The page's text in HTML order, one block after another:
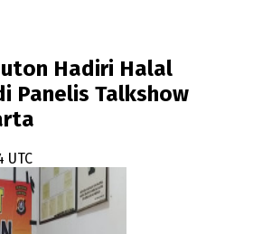
Hadiri Halal
Panelis Talkshow
UTC